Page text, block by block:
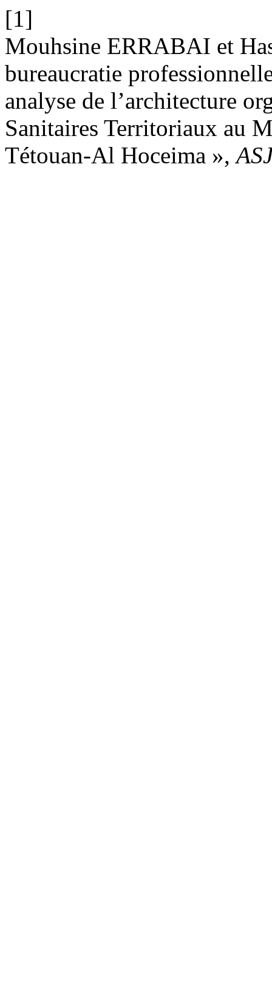
[1]
Mouhsine ERRABAI et
bureaucratie
analyse de l’architecture
Sanitaires Territoriaux au
Tétouan-Al Hoceima »,